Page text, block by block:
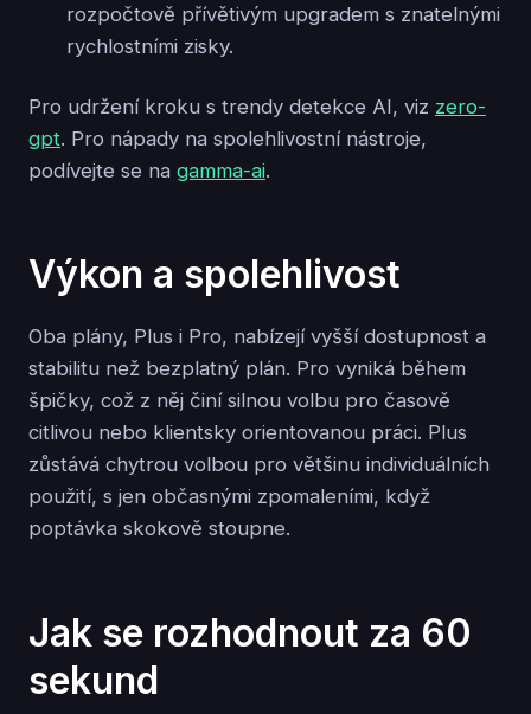
rozpočtově přívětivým upgradem s znatelnými
rychlostními zisky.
Pro udržení kroku s trendy detekce AI, viz zero-
gpt. Pro nápady na spolehlivostní nástroje,
podívejte se na gamma-ai.
Výkon a spolehlivost
Oba plány, Plus i Pro, nabízejí vyšší dostupnost a
stabilitu než bezplatný plán. Pro vyniká během
špičky, což z něj činí silnou volbu pro časově
citlivou nebo klientsky orientovanou práci. Plus
zůstává chytrou volbou pro většinu individuálních
použití, s jen občasnými zpomaleními, když
poptávka skokově stoupne.
Jak se rozhodnout za 60
sekund